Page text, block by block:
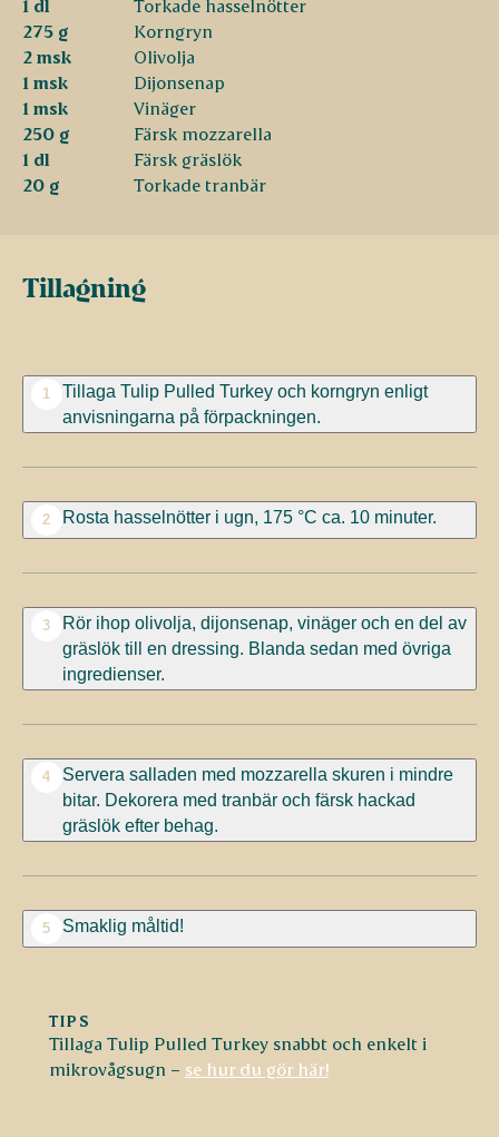
1 dl
Torkade hasselnötter
275 g
Korngryn
2 msk
Olivolja
1 msk
Dijonsenap
1 msk
Vinäger
250 g
Färsk mozzarella
1 dl
Färsk gräslök
20 g
Torkade tranbär
Tillagning
1
Tillaga Tulip Pulled Turkey och korngryn enligt
anvisningarna på förpackningen.
2 Rosta hasselnötter i ugn, 175 °C ca. 10 minuter.
3
Rör ihop olivolja, dijonsenap, vinäger och en del av
gräslök till en dressing. Blanda sedan med övriga
ingredienser.
4
Servera salladen med mozzarella skuren i mindre
bitar. Dekorera med tranbär och färsk hackad
gräslök efter behag.
5 Smaklig måltid!
TIPS
Tillaga Tulip Pulled Turkey snabbt och enkelt i
mikrovågsugn – se hur du gör här!